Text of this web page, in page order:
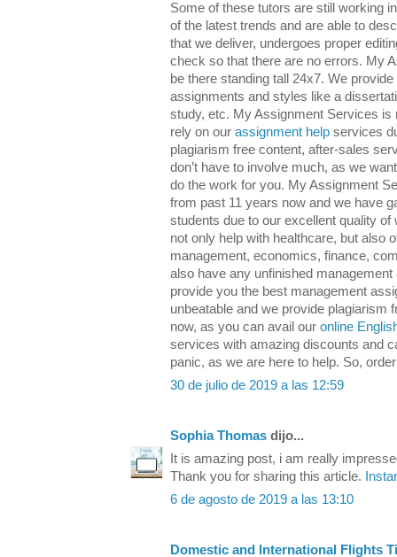
Some of these tutors are still working
of the latest trends and are able to
that we deliver, undergoes proper
check so that there are no errors. My
be there standing tall 24x7. We
assignments and styles like a
study, etc. My Assignment Services is
rely on our assignment help services
plagiarism free content, after-sales
don’t have to involve much, as we
do the work for you. My Assignment
from past 11 years now and we have
students due to our excellent quality
not only help with healthcare, but also
management, economics, finance,
also have any unfinished
provide you the best management
unbeatable and we provide plagiarism
now, as you can avail our online
services with amazing discounts and
panic, as we are here to help. So,
30 de julio de 2019 a las 12:59
Sophia Thomas dijo...
It is amazing post, i am really
Thank you for sharing this article.
6 de agosto de 2019 a las 13:10
Domestic and International Flights